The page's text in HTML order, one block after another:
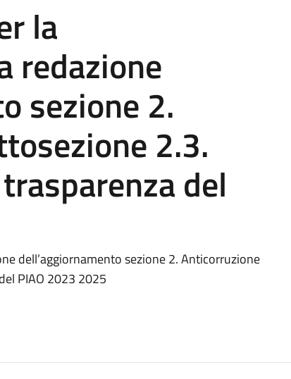
la
redazione
sezione 2.
2.3.
del
dell’aggiornamento sezione 2. Anticorruzione
PIAO 2023 2025